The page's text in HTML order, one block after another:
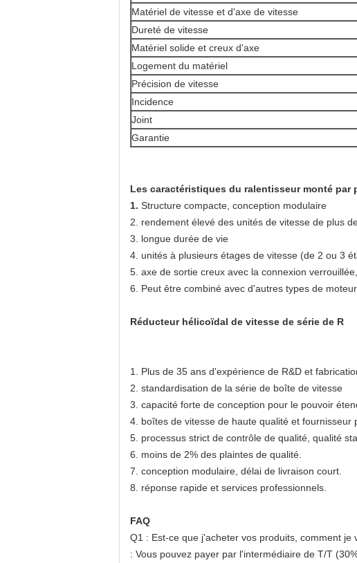
Matériel de vitesse et d'axe de vitesse
Dureté de vitesse
Matériel solide et creux d'axe
Logement du matériel
Précision de vitesse
Incidence
Joint
Garantie
Les caractéristiques du ralentisseur monté par
1. Structure compacte, conception modulaire
2. rendement élevé des unités de vitesse de plus
3. longue durée de vie
4. unités à plusieurs étages de vitesse (de 2 ou 3
5. axe de sortie creux avec la connexion
6. Peut être combiné avec d'autres types de
Réducteur hélicoïdal de vitesse de série de R
1. Plus de 35 ans d'expérience de R&D et
2. standardisation de la série de boîte de vitesse
3. capacité forte de conception pour le pouvoir
4. boîtes de vitesse de haute qualité et fournisseur
5. processus strict de contrôle de qualité, qualité
6. moins de 2% des plaintes de qualité.
7. conception modulaire, délai de livraison court.
8. réponse rapide et services professionnels.
FAQ
Q1 : Est-ce que j'acheter vos produits, comment je
: Vous pouvez payer par l'intermédiaire de T/T